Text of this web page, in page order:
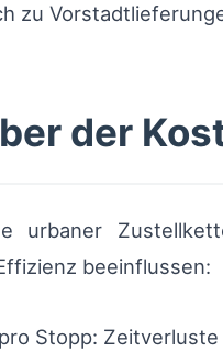
zu
der
urbaner
beeinflussen:
pro Stopp: